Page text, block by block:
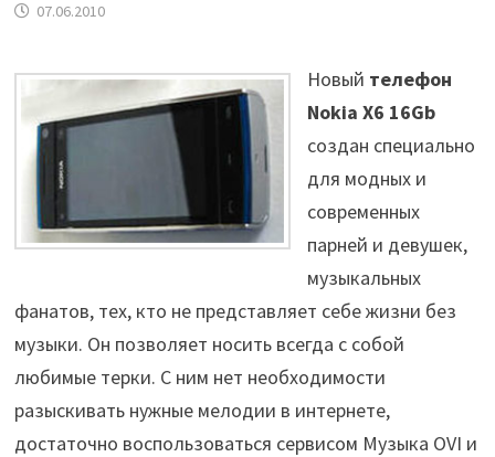
07.06.2010
Новый телефон
Nokia X6 16Gb
создан специально
для модных и
современных
парней и девушек,
музыкальных
фанатов, тех, кто не представляет cебе жизни без
музыки. Он позволяет носить всегда с собой
любимые терки. С ним нет необходимости
разыскивать нужные мелодии в интернете,
достаточно воспользоваться сервисом Музыка OVI и